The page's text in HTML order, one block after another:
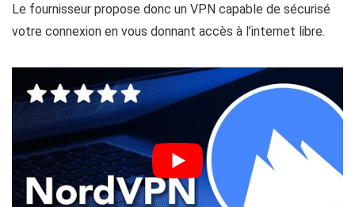
Le fournisseur propose donc un VPN capable de sécurisé
votre connexion en vous donnant accès à l’internet libre.